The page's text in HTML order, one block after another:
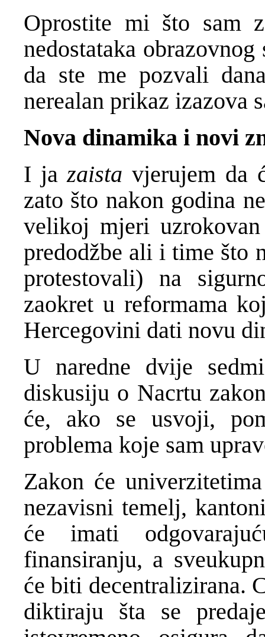
Oprostite mi što sam
nedostataka
da ste me pozvali
nerealan prikaz izazova
Nova dinamika i novi
I jazaista vjerujem da
zato što nakon godina
velikoj mjeri
predodžbe ali i time što
protestovali) na
zaokret u reformama
Hercegovini dati novu
U naredne dvije
diskusiju o Nacrtu
će, ako se usvoji,
problema koje sam
Zakon će
nezavisni temelj,
će imati
finansiranju, a
će biti decentralizirana.
diktiraju šta se